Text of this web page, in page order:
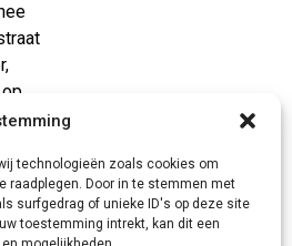
technologieën zoals cookies om
raadplegen. Door in te stemmen met
surfgedrag of unieke ID's op deze site
toestemming intrekt, kan dit een
is